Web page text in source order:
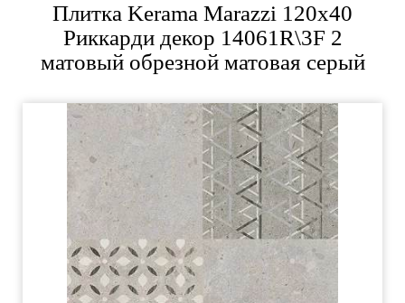
Плитка Kerama Marazzi 120x40
Риккарди декор 14061R\3F 2
матовый обрезной матовая серый